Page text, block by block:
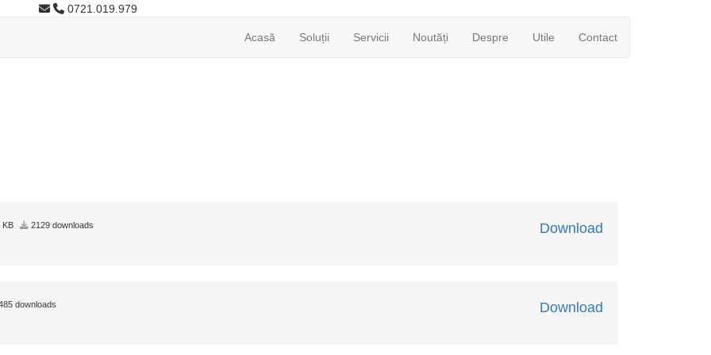
0721.019.979
Acasă Soluții Servicii Noutăți Despre Utile Contact
Download
2129 downloads
Download
downloads